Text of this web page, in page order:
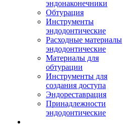
эндонаконечники
Обтурация
Инструменты
эндодонтические
Расходные материалы
эндодонтические
Материалы для
обтурации
Инструменты для
создания доступа
Эндореставрация
Принадлежности
эндодонтические